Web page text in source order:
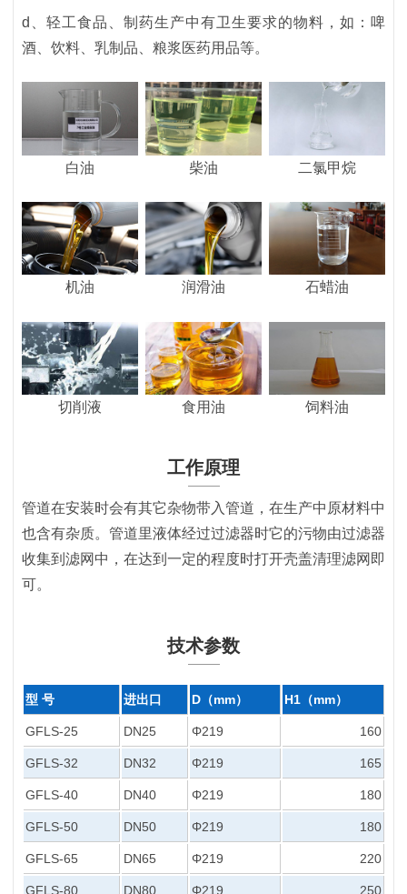
d、轻工食品、制药生产中有卫生要求的物料，如：啤
酒、饮料、乳制品、粮浆医药用品等。
白油 柴油 二氯甲烷
机油 润滑油 石蜡油
切削液 食用油 饲料油
工作原理
管道在安装时会有其它杂物带入管道，在生产中原材料中
也含有杂质。管道里液体经过过滤器时它的污物由过滤器
收集到滤网中，在达到一定的程度时打开壳盖清理滤网即
可。
技术参数
型 号 进出口 D（mm） H1（mm）
GFLS-25 DN25 Φ219 160
GFLS-32 DN32 Φ219 165
GFLS-40 DN40 Φ219 180
GFLS-50 DN50 Φ219 180
GFLS-65 DN65 Φ219 220
GFLS-80 DN80 Φ219 250